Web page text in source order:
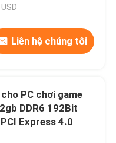
Liên hệ chúng tôi
PC chơi game
DDR6 192Bit
Express 4.0